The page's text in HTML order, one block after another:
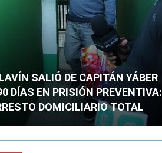
SALIÓ DE CAPITÁN YÁBER
DÍAS EN PRISIÓN PREVENTIVA:
DOMICILIARIO TOTAL